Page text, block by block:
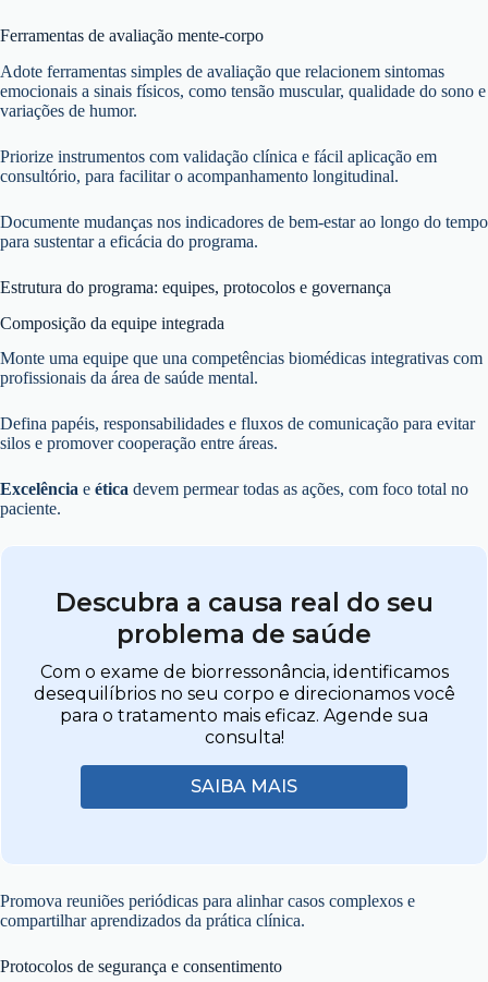
Ferramentas de avaliação mente-corpo
Adote ferramentas simples de avaliação que relacionem sintomas
emocionais a sinais físicos, como tensão muscular, qualidade do sono e
variações de humor.
Priorize instrumentos com validação clínica e fácil aplicação em
consultório, para facilitar o acompanhamento longitudinal.
Documente mudanças nos indicadores de bem-estar ao longo do tempo
para sustentar a eficácia do programa.
Estrutura do programa: equipes, protocolos e governança
Composição da equipe integrada
Monte uma equipe que una competências biomédicas integrativas com
profissionais da área de saúde mental.
Defina papéis, responsabilidades e fluxos de comunicação para evitar
silos e promover cooperação entre áreas.
Excelência e ética devem permear todas as ações, com foco total no
paciente.
Descubra a causa real do seu
problema de saúde
Com o exame de biorressonância, identificamos
desequilíbrios no seu corpo e direcionamos você
para o tratamento mais eficaz. Agende sua
consulta!
SAIBA MAIS
Promova reuniões periódicas para alinhar casos complexos e
compartilhar aprendizados da prática clínica.
Protocolos de segurança e consentimento